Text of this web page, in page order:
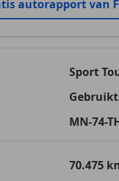
autorapport van
Sport
Gebruikt
MN-74-
70.475